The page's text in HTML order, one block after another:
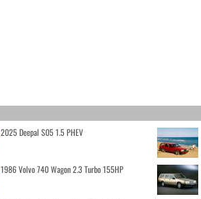
2025 Deepal S05 1.5 PHEV
1986 Volvo 740 Wagon 2.3 Turbo 155HP